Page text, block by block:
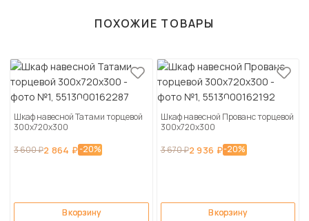
ПОХОЖИЕ ТОВАРЫ
Шкаф навесной Татами торцевой
300х720х300
3 600 ₽2 864 ₽-20%
В корзину
Шкаф навесной Прованс торцевой
300х720х300
3 670 ₽2 936 ₽-20%
В корзину